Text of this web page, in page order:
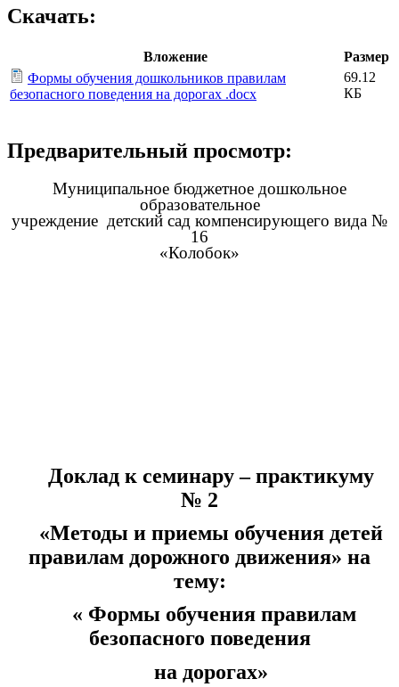
Скачать:
Вложение
Размер
Формы обучения дошкольников правилам
безопасного поведения на дорогах .docx
69.12
КБ
Предварительный просмотр:
Муниципальное бюджетное дошкольное
образовательное
учреждение детский сад компенсирующего вида №
16
«Колобок»
Доклад к семинару – практикуму
№ 2
«Методы и приемы обучения детей
правилам дорожного движения» на
тему:
« Формы обучения правилам
безопасного поведения
на дорогах»